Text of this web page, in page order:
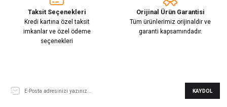
Taksit Seçenekleri
Kredi kartına özel taksit
imkanlar ve özel ödeme
seçenekleri
Orijinal Ürün Garantisi
Tüm ürünlerimiz orijinaldir ve
garanti kapsamındadır.
KAYDOL